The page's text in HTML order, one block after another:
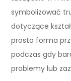
symbolizować
dotyczące
prosta forma
podczas gdy
problemy lub